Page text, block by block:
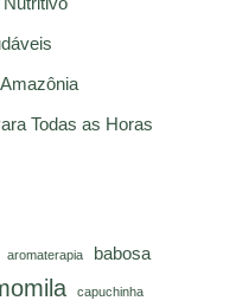
Todas as Horas
aromaterapia babosa
capuchinha